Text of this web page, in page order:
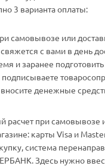
3 варианта оплаты:
самовывозе или
с вами в день
и заранее
денежные
расчет при
карты Visa и
система
Здесь нужно